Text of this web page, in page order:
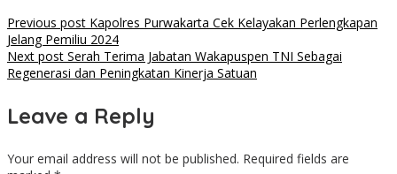
Post
navigation
Previous post Kapolres Purwakarta Cek Kelayakan Perlengkapan
Jelang Pemiliu 2024
Next post Serah Terima Jabatan Wakapuspen TNI Sebagai
Regenerasi dan Peningkatan Kinerja Satuan
Leave a Reply
Your email address will not be published. Required fields are